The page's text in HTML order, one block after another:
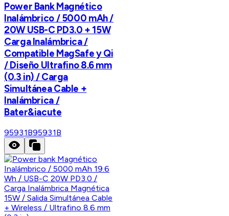
Power Bank Magnético
Inalámbrico / 5000 mAh /
20W USB-C PD3.0 + 15W
Carga Inalámbrica /
Compatible MagSafe y Qi
/ Diseño Ultrafino 8.6 mm
(0.3 in) / Carga
Simultánea Cable +
Inalámbrica /
Bater&iacute
95931B95931B